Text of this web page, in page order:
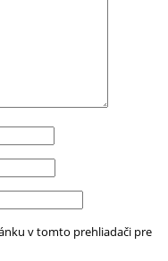
v tomto prehliadači pre